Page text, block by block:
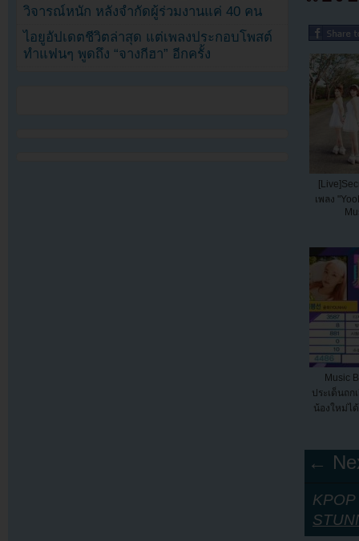
เพลง
Music
ประเด็นถก
น้องใหม่ไ
←
วิจารณ์หนัก หลังจำกัดผู้ร่วมงานแค่ 40 คน
ไอยูอัปเดตชีวิตล่าสุด แต่เพลงประกอบโพสต์
ทำแฟนๆ พูดถึง “จางกีฮา” อีกครั้ง